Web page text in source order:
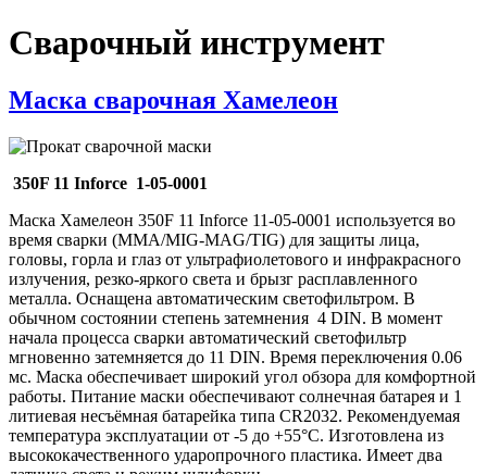
Сварочный инструмент
Маска сварочная Хамелеон
350F 11 Inforce 1-05-0001
Маска Хамелеон 350F 11 Inforce 11-05-0001 используется во
время сварки (MMA/MIG-MAG/TIG) для защиты лица,
головы, горла и глаз от ультрафиолетового и инфракрасного
излучения, резко-яркого света и брызг расплавленного
металла. Оснащена автоматическим светофильтром. В
обычном состоянии степень затемнения 4 DIN. В момент
начала процесса сварки автоматический светофильтр
мгновенно затемняется до 11 DIN. Время переключения 0.06
мс. Маска обеспечивает широкий угол обзора для комфортной
работы. Питание маски обеспечивают солнечная батарея и 1
литиевая несъёмная батарейка типа CR2032. Рекомендуемая
температура эксплуатации от -5 до +55°С. Изготовлена из
высококачественного ударопрочного пластика. Имеет два